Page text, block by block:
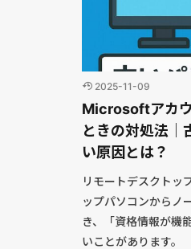
2025-11-09
Microsoftアカ
ときの対処法｜
い原因とは？
リモートデスクトッ
ップパソコンからノ
き、「資格情報が機
いことがあります。